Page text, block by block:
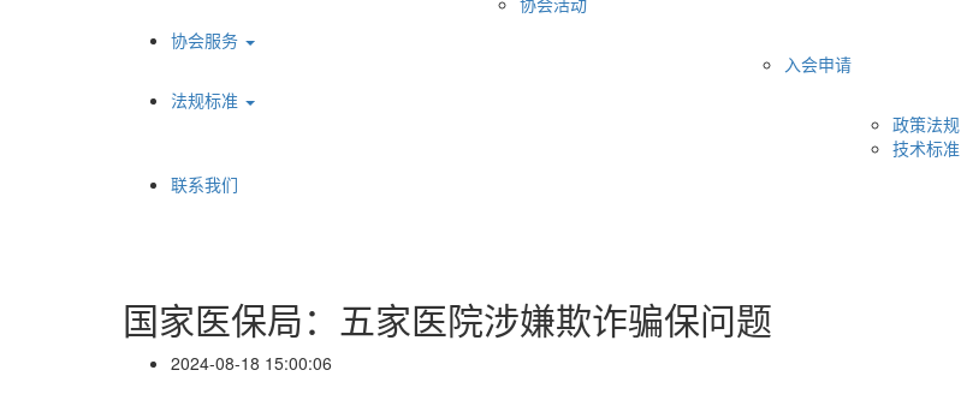
协会服务
入会申请
法规标准
政策法规
技术标准
联系我们
国家医保局：五家医院涉嫌欺诈骗保问题
2024-08-18 15:00:06